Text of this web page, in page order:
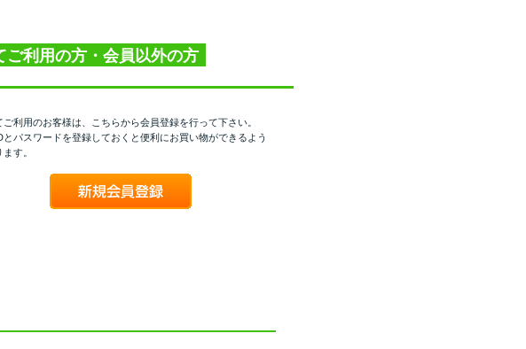
ご利用の方・会員以外の方
ご利用のお客様は、こちらから会員登録を行って下さい。
とパスワードを登録しておくと便利にお買い物ができるよう
す。